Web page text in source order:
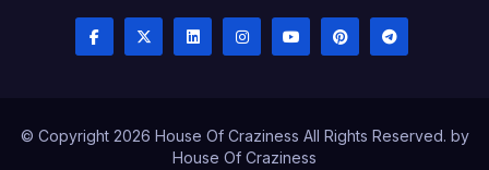
© Copyright 2026 House Of Craziness All Rights Reserved. by
House Of Craziness